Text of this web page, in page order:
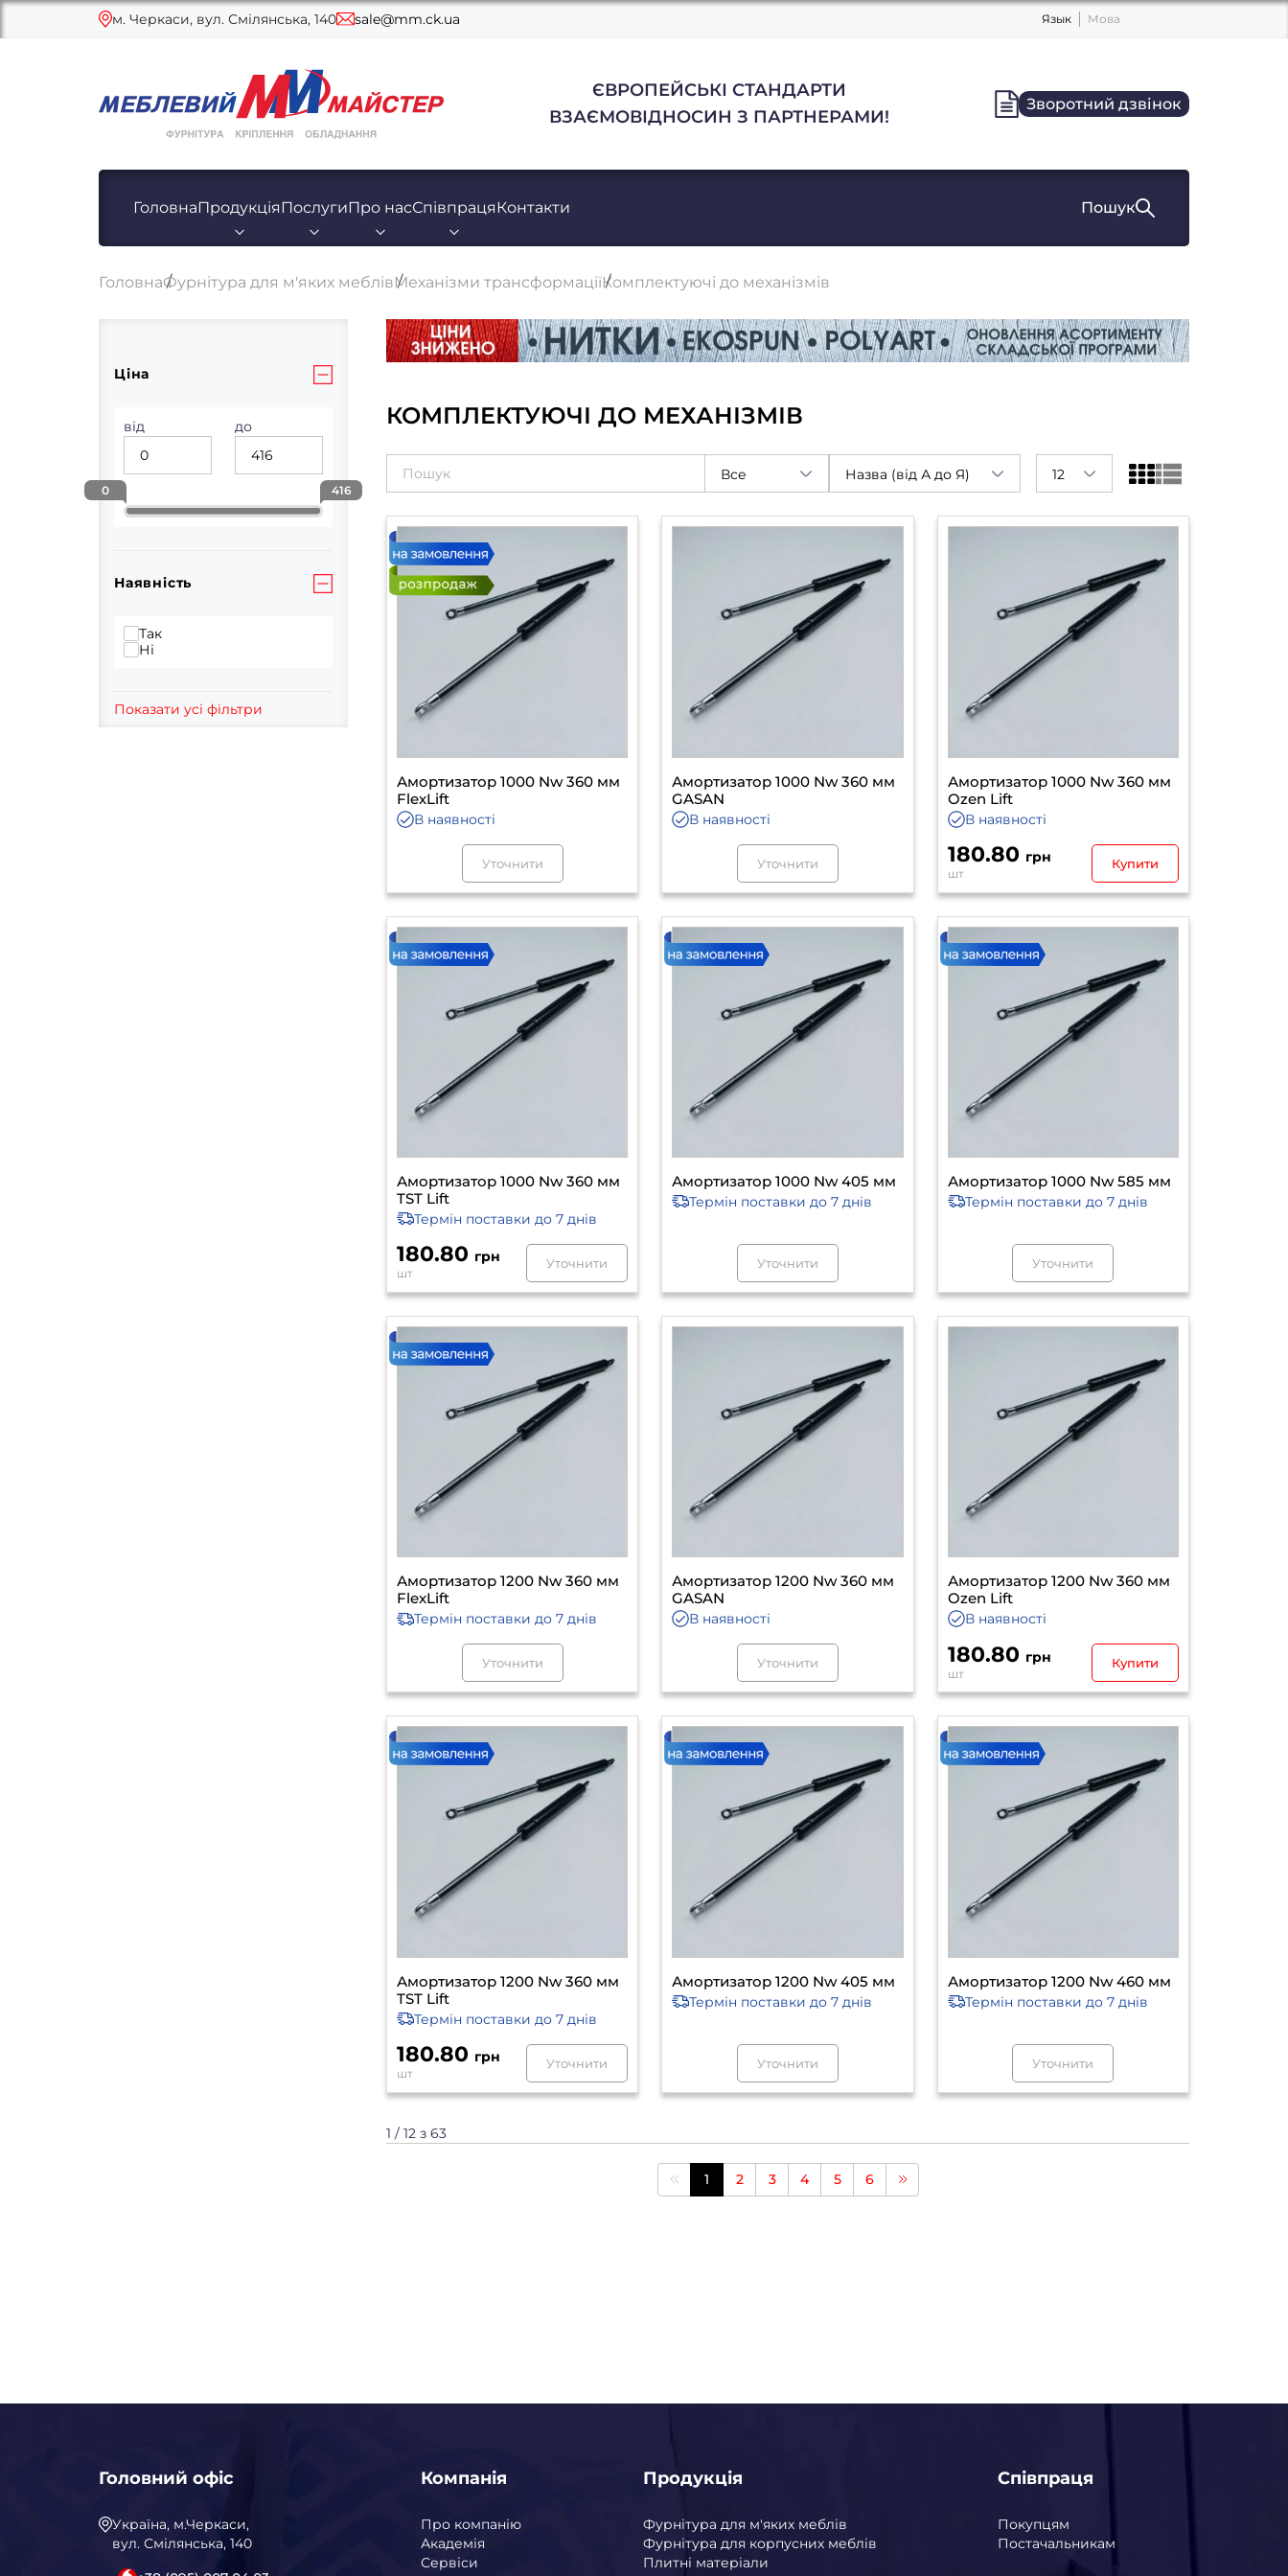
м. Черкаси, вул. Смілянська, 140 sale@mm.ck.ua Язык Мова
ЄВРОПЕЙСЬКІ СТАНДАРТИ
ВЗАЄМОВІДНОСИН З ПАРТНЕРАМИ!
Зворотний дзвінок
ГоловнаПродукція ПослугиПро насСпівпраця Контакти Пошук
ГоловнаФурнітура для м'яких меблівМеханізми трансформаціїКомплектуючі до механізмів
Ціна
від до
0 416
Наявність
Так
Ні
Показати усі фільтри
КОМПЛЕКТУЮЧІ ДО МЕХАНІЗМІВ
Все Назва (від А до Я) 12
Амортизатор 1000 Nw 360 мм
FlexLift
В наявності
Уточнити
Амортизатор 1000 Nw 360 мм
GASAN
В наявності
Уточнити
Амортизатор 1000 Nw 360 мм
Ozen Lift
В наявності
180.80 грн
шт
Купити
Амортизатор 1000 Nw 360 мм
TST Lift
Термін поставки до 7 днів
180.80 грн
шт
Уточнити
Амортизатор 1000 Nw 405 мм
Термін поставки до 7 днів
Уточнити
Амортизатор 1000 Nw 585 мм
Термін поставки до 7 днів
Уточнити
Амортизатор 1200 Nw 360 мм
FlexLift
Термін поставки до 7 днів
Уточнити
Амортизатор 1200 Nw 360 мм
GASAN
В наявності
Уточнити
Амортизатор 1200 Nw 360 мм
Ozen Lift
В наявності
180.80 грн
шт
Купити
Амортизатор 1200 Nw 360 мм
TST Lift
Термін поставки до 7 днів
180.80 грн
шт
Уточнити
Амортизатор 1200 Nw 405 мм
Термін поставки до 7 днів
Уточнити
Амортизатор 1200 Nw 460 мм
Термін поставки до 7 днів
Уточнити
1 / 12 з 63
1 2 3 4 5 6
Головний офіс
Україна, м.Черкаси,
вул. Смілянська, 140
Компанія
Про компанію
Академія
Сервіси
Продукція
Фурнітура для м'яких меблів
Фурнітура для корпусних меблів
Плитні матеріали
Співпраця
Покупцям
Постачальникам